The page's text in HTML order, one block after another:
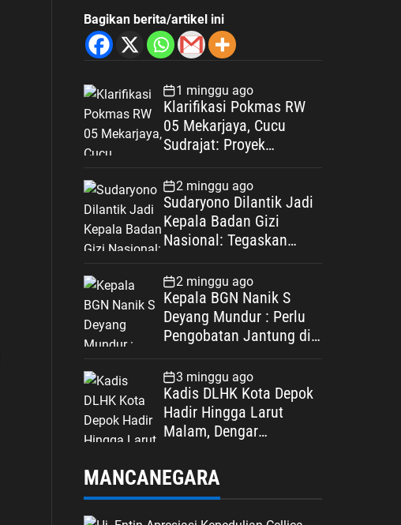
Bagikan berita/artikel ini
1 minggu ago
Klarifikasi Pokmas RW
05 Mekarjaya, Cucu
Sudrajat: Proyek
Spesifikasi
2 minggu ago
Sudaryono Dilantik Jadi
Kepala Badan Gizi
Nasional: Tegaskan
Kepentingan
2 minggu ago
Kepala BGN Nanik S
Deyang Mundur : Perlu
Pengobatan Jantung di
3 minggu ago
Kadis DLHK Kota Depok
Hadir Hingga Larut
Malam, Dengar
Retribusi Sampah di
MANCANEGARA